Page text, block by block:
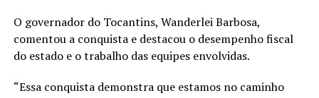
O governador do Tocantins, Wanderlei Barbosa,
comentou a conquista e destacou o desempenho fiscal
do estado e o trabalho das equipes envolvidas.
“Essa conquista demonstra que estamos no caminho